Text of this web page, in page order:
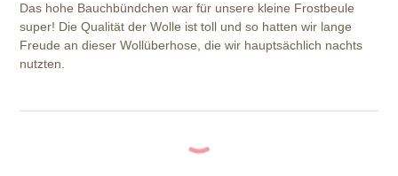
Das hohe Bauchbündchen war für unsere kleine Frostbeule
super! Die Qualität der Wolle ist toll und so hatten wir lange
Freude an dieser Wollüberhose, die wir hauptsächlich nachts
nutzten.